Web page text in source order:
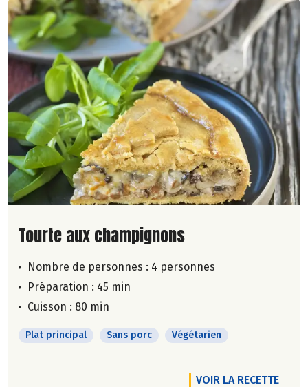
Lire la suite de la recette
Tourte aux champignons
Nombre de personnes : 4 personnes
Préparation : 45 min
Cuisson : 80 min
Plat principal Sans porc Végétarien
VOIR LA RECETTE